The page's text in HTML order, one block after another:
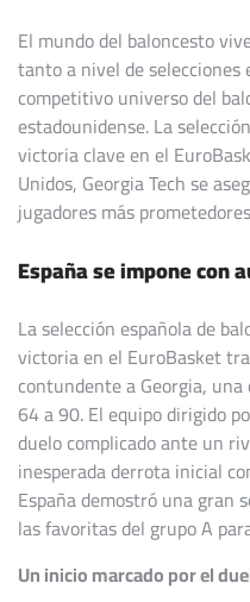
El mundo del baloncesto
tanto a nivel de selecciones
competitivo universo del
estadounidense. La
victoria clave en el
Unidos, Georgia Tech se
jugadores más
España se impone con
La selección española de
victoria en el EuroBasket
contundente a Georgia,
64 a 90. El equipo dirigido
duelo complicado ante un
inesperada derrota inicial
España demostró una gran
las favoritas del grupo A
Un inicio marcado por el